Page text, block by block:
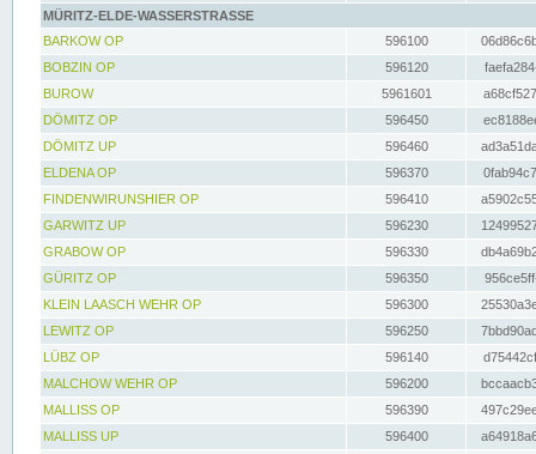
MÜRITZ-ELDE-WASSERSTRASSE
BARKOW OP
596100
BOBZIN OP
596120
BUROW
5961601
DÖMITZ OP
596450
DÖMITZ UP
596460
ELDENA OP
596370
FINDENWIRUNSHIER OP
596410
GARWITZ UP
596230
GRABOW OP
596330
GÜRITZ OP
596350
KLEIN LAASCH WEHR OP
596300
LEWITZ OP
596250
LÜBZ OP
596140
MALCHOW WEHR OP
596200
MALLISS OP
596390
MALLISS UP
596400